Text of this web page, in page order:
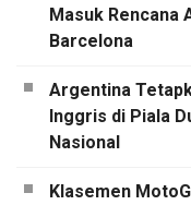
Masuk Rencana
Barcelona
Argentina
Inggris di Piala
Nasional
Klasemen